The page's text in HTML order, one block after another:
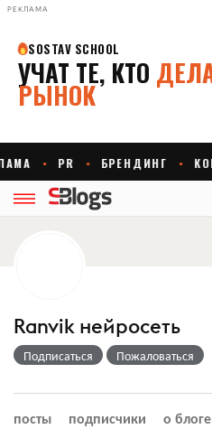
РЕКЛАМА
Ranvik нейросеть
Подписаться Пожаловаться
посты подписчики о блоге